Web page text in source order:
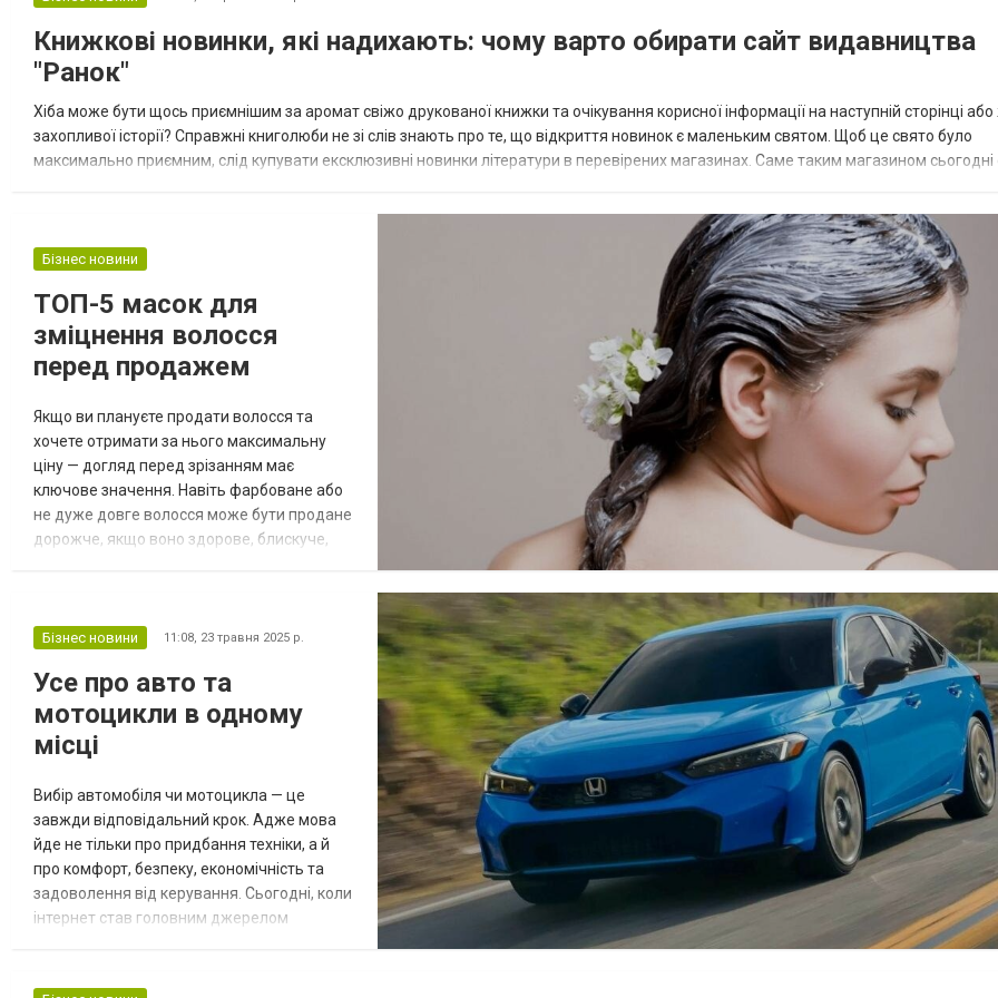
виставках, конференціях, днях
народження й інших подіях. Детальніше
ознайомитись з прикладами та замовити
послугу можна тут. Конструкція...
Книжкові новинки, які надихають: чому варто обирати сайт видавництва
"Ранок"
Хіба може бути щось приємнішим за аромат свіжо друкованої книжки та очікування корисної інформації на наступній сторінці
захопливої історії? Справжні книголюби не зі слів знають про те, що відкриття новинок є маленьким святом. Щоб це свято було
максимально приємним, слід купувати ексклюзивні новинки літератури в перевірених магазинах. Саме таким магазином сьогодні
Бізнес новини
ТОП-5 масок для
зміцнення волосся
перед продажем
Якщо ви плануєте продати волосся та
хочете отримати за нього максимальну
ціну — догляд перед зрізанням має
ключове значення. Навіть фарбоване або
не дуже довге волосся може бути продане
дорожче, якщо воно здорове, блискуче,
маски для зміцнення волосся. У цій статті
домашнього догляду, які допоможуть
зробити в...
Бізнес новини 11:08, 23 травня 2025 р.
Усе про авто та
мотоцикли в одному
місці
Вибір автомобіля чи мотоцикла — це
завжди відповідальний крок. Адже мова
йде не тільки про придбання техніки, а й
про комфорт, безпеку, економічність та
задоволення від керування. Сьогодні, коли
інтернет став головним джерелом
прозорий шлях для отримання всіх даних